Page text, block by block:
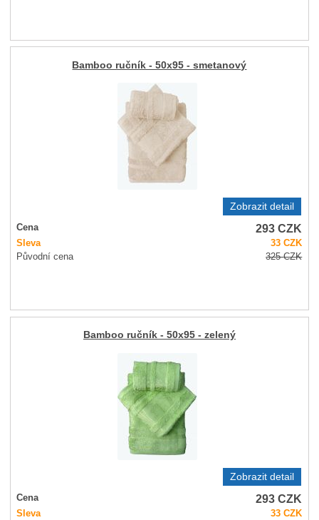
Bamboo ručník - 50x95 - smetanový
Zobrazit detail
Cena 293CZK
Sleva 33CZK
Původní cena
325CZK
Bamboo ručník - 50x95 - zelený
Zobrazit detail
Cena 293CZK
Sleva 33CZK